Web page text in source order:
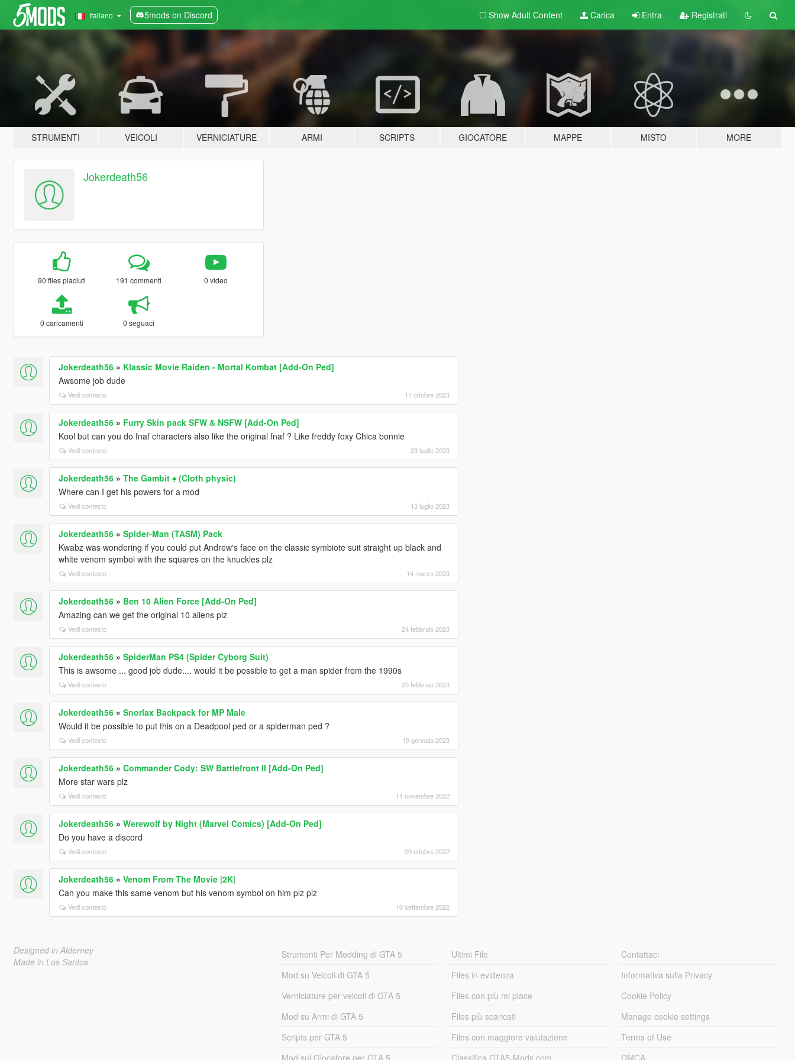
Italiano 5mods on Discord Show Adult Content Carica Entra Registrati
STRUMENTI VEICOLI VERNICIATURE ARMI SCRIPTS GIOCATORE MAPPE MISTO MORE
Jokerdeath56
90 files piaciuti 191 commenti 0 video
0 caricamenti 0 seguaci
Jokerdeath56» Klassic Movie Raiden - Mortal Kombat [Add-On Ped]
Awsome job dude
Vedi contesto 11 ottobre 2023
Jokerdeath56» Furry Skin pack SFW & NSFW [Add-On Ped]
Kool but can you do fnaf characters also like the original fnaf ? Like freddy foxy Chica bonnie
Vedi contesto 23 luglio 2023
Jokerdeath56» The Gambit ♠️ (Cloth physic)
Where can I get his powers for a mod
Vedi contesto 13 luglio 2023
Jokerdeath56» Spider-Man (TASM) Pack
Kwabz was wondering if you could put Andrew's face on the classic symbiote suit straight up black and
white venom symbol with the squares on the knuckles plz
Vedi contesto 14 marzo 2023
Jokerdeath56» Ben 10 Alien Force [Add-On Ped]
Amazing can we get the original 10 aliens plz
Vedi contesto 24 febbraio 2023
Jokerdeath56» SpiderMan PS4 (Spider Cyborg Suit)
This is awsome ... good job dude.... would it be possible to get a man spider from the 1990s
Vedi contesto 20 febbraio 2023
Jokerdeath56» Snorlax Backpack for MP Male
Would it be possible to put this on a Deadpool ped or a spiderman ped ?
Vedi contesto 19 gennaio 2023
Jokerdeath56» Commander Cody: SW Battlefront II [Add-On Ped]
More star wars plz
Vedi contesto 14 novembre 2022
Jokerdeath56» Werewolf by Night (Marvel Comics) [Add-On Ped]
Do you have a discord
Vedi contesto 09 ottobre 2022
Jokerdeath56» Venom From The Movie |2K|
Can you make this same venom but his venom symbol on him plz plz
Vedi contesto 10 settembre 2022
Designed in Alderney
Made in Los Santos
Strumenti Per Modding di GTA 5
Mod su Veicoli di GTA 5
Verniciature per veicoli di GTA 5
Mod su Armi di GTA 5
Scripts per GTA 5
Mod sul Giocatore per GTA 5
Ultimi File
Files in evidenza
Files con più mi piace
Files più scaricati
Files con maggiore valutazione
Classifica GTA5-Mods.com
Contattaci
Informativa sulla Privacy
Cookie Policy
Manage cookie settings
Terms of Use
DMCA